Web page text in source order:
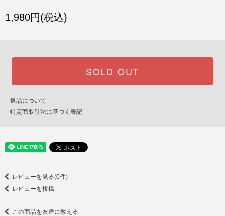
1,980円(税込)
SOLD OUT
返品について
特定商取引法に基づく表記
レビューを見る(0件)
レビューを投稿
この商品を友達に教える